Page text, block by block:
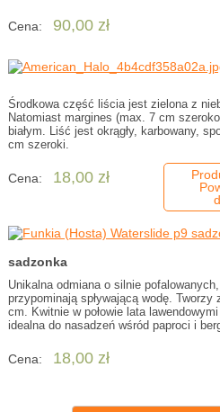
Cena: 90,00 zł
Środkowa część liścia jest zielona z
Natomiast margines (max. 7 cm
białym. Liść jest okrągły, karbowany,
cm szeroki.
Cena: 18,00 zł
sadzonka
Unikalna odmiana o silnie
przypominają spływającą wodę.
cm. Kwitnie w połowie lata
idealna do nasadzeń wśród paproci i
Cena: 18,00 zł